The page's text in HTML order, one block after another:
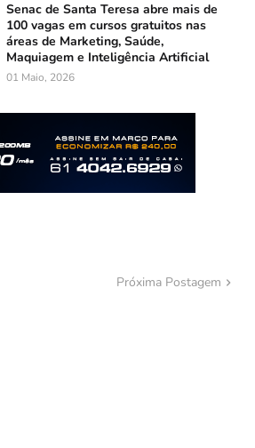
Senac de Santa Teresa abre mais de
100 vagas em cursos gratuitos nas
áreas de Marketing, Saúde,
Maquiagem e Inteligência Artificial
01 Maio, 2026
Próxima Postagem